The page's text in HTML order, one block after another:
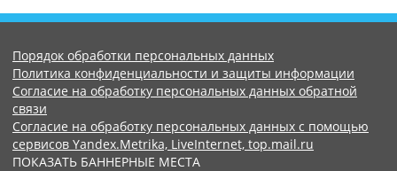
Порядок обработки персональных данных
Политика конфиденциальности и защиты информации
Согласие на обработку персональных данных обратной
связи
Согласие на обработку персональных данных с помощью
сервисов Yandex.Metrika, LiveInternet, top.mail.ru
ПОКАЗАТЬ БАННЕРНЫЕ МЕСТА